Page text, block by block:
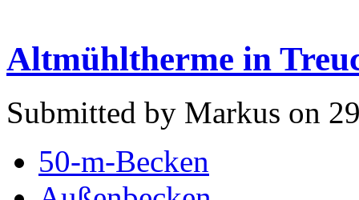
Altmühltherme in
Submitted by Markus on
50-m-Becken